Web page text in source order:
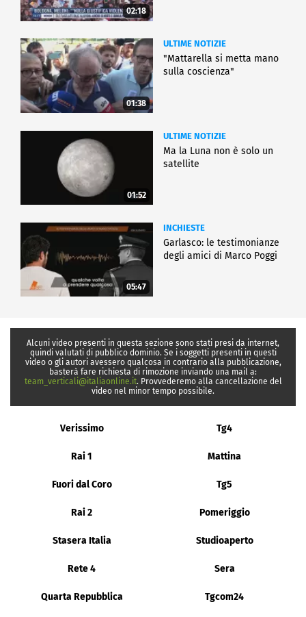
02:18
01:38
ULTIME NOTIZIE
"Mattarella si metta mano
sulla coscienza"
01:52
ULTIME NOTIZIE
Ma la Luna non è solo un
satellite
05:47
INCHIESTE
Garlasco: le testimonianze
degli amici di Marco Poggi
Alcuni video presenti in questa sezione sono stati presi da internet,
quindi valutati di pubblico dominio. Se i soggetti presenti in questi
video o gli autori avessero qualcosa in contrario alla pubblicazione,
basterà fare richiesta di rimozione inviando una mail a:
team_verticali@italiaonline.it. Provvederemo alla cancellazione del
video nel minor tempo possibile.
Verissimo Tg4
Rai 1 Mattina
Fuori dal Coro Tg5
Rai 2 Pomeriggio
Stasera Italia Studioaperto
Rete 4 Sera
Quarta Repubblica Tgcom24